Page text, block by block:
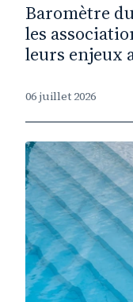
Baromètre
les
leurs enjeux
06 juillet 2026